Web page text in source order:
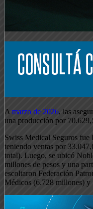
A marzo de 2026, las
una producción por
Swiss Medical Seguros fue
teniendo ventas por
total). Luego, se ubicó
millones de pesos y una
escoltaron Federación
Médicos (6.728 millones) y